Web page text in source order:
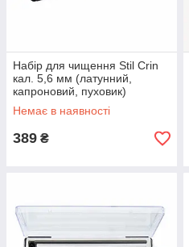
Набір для чищення Stil Crin
кал. 5,6 мм (латунний,
капроновий, пуховик)
Немає в наявності
389 ₴